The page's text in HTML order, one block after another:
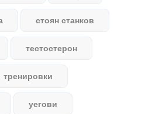
стоян станков
тестостерон
тренировки
уегови